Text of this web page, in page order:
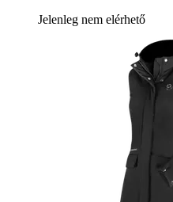
Jelenleg nem elérhető